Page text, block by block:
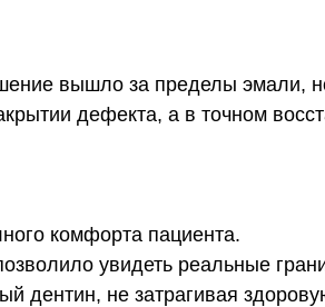
вышло за пределы эмали,
дефекта, а в точном
комфорта пациента.
увидеть реальные
дентин, не затрагивая